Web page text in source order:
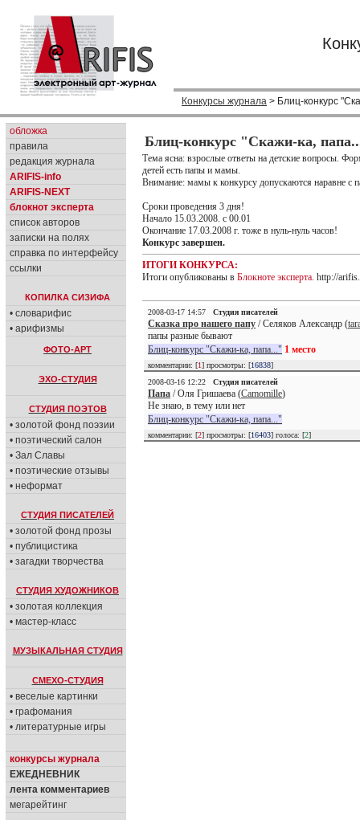
Конкурсы журнала > Блиц-конкурс
обложка
правила
редакция журнала
ARIFIS-info
ARIFIS-NEXT
блокнот эксперта
список авторов
записки на полях
справка по интерфейсу
ссылки
КОПИЛКА СИЗИФА
• словарифис
• арифизмы
ФОТО-АРТ
ЭХО-СТУДИЯ
СТУДИЯ ПОЭТОВ
• золотой фонд поэзии
• поэтический салон
• Зал Славы
• поэтические отзывы
• неформат
СТУДИЯ ПИСАТЕЛЕЙ
• золотой фонд прозы
• публицистика
• загадки творчества
СТУДИЯ ХУДОЖНИКОВ
• золотая коллекция
• мастер-класс
МУЗЫКАЛЬНАЯ СТУДИЯ
СМЕХО-СТУДИЯ
• веселые картинки
• графомания
• литературные игры
конкурсы журнала
ЕЖЕДНЕВНИК
лента комментариев
мегарейтинг
Блиц-конкурс "Скажи-ка,
Тема ясна: взрослые ответы на детские вопросы.
детей есть папы и мамы.
Внимание: мамы к конкурсу допускаются наравне с
Сроки проведения 3 дня!
Начало 15.03.2008. с 00.01
Окончание 17.03.2008 г. тоже в нуль-нуль часов!
Конкурс завершен.
ИТОГИ КОНКУРСА:
Итоги опубликованы в Блокноте эксперта. http://
2008-03-17 14:57 Студия писателей
Сказка про нашего папу / Селяков Александр (
папы разные бывают
Блиц-конкурс "Скажи-ка, папа..." 1 место
комментарии: [1] просмотры: [16838]
2008-03-16 12:22
Студия писателей
Папа / Оля Гришаева (Camomille)
Не знаю, в тему или нет
Блиц-конкурс "Скажи-ка, папа..."
комментарии: [2] просмотры: [16403] голоса: [2]